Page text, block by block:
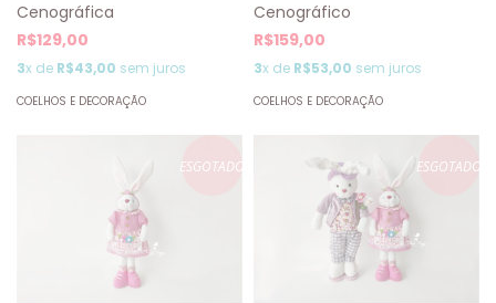
Cenográfica
R$129,00
3x de R$43,00 sem juros
COELHOS E DECORAÇÃO
Cenográfico
R$159,00
3x de R$53,00 sem juros
COELHOS E DECORAÇÃO
ESGOTADO ESGOTADO